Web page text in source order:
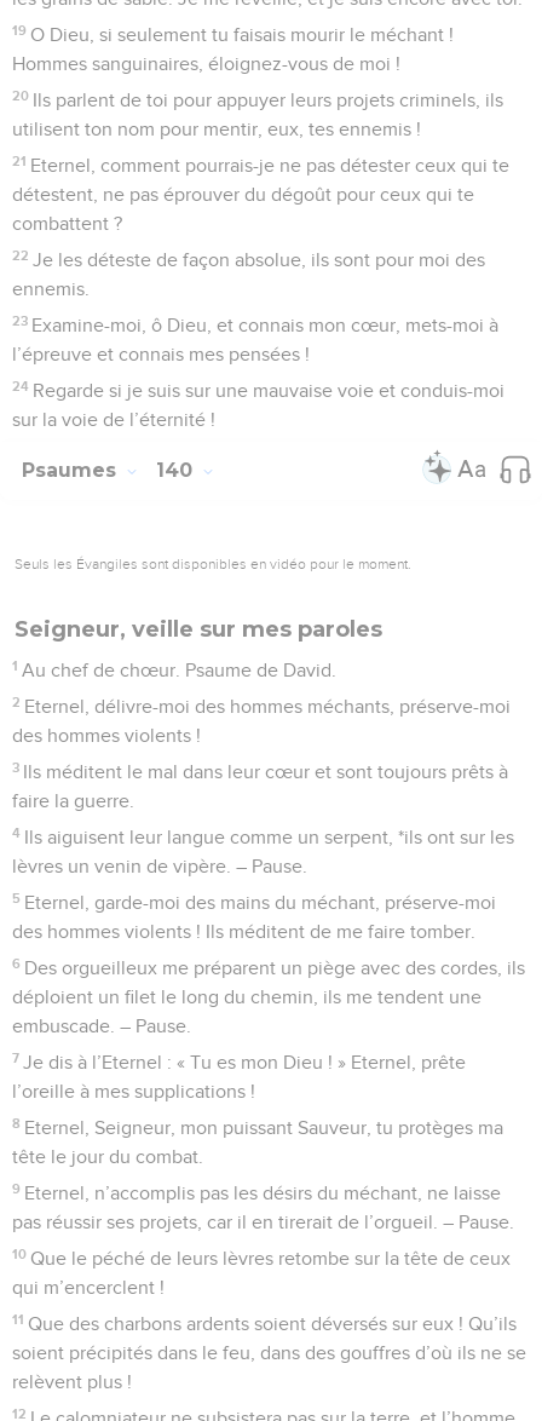
19 O Dieu, si seulement tu faisais mourir le méchant !
Hommes sanguinaires, éloignez-vous de moi !
20 Ils parlent de toi pour appuyer leurs projets criminels, ils
utilisent ton nom pour mentir, eux, tes ennemis !
21 Eternel, comment pourrais-je ne pas détester ceux qui te
détestent, ne pas éprouver du dégoût pour ceux qui te
combattent ?
22 Je les déteste de façon absolue, ils sont pour moi des
ennemis.
23 Examine-moi, ô Dieu, et connais mon cœur, mets-moi à
l’épreuve et connais mes pensées !
24 Regarde si je suis sur une mauvaise voie et conduis-moi
sur la voie de l’éternité !
Psaumes 140
Seuls les Évangiles sont disponibles en vidéo pour le moment.
Seigneur, veille sur mes paroles
1 Au chef de chœur. Psaume de David.
2 Eternel, délivre-moi des hommes méchants, préserve-moi
des hommes violents !
3 Ils méditent le mal dans leur cœur et sont toujours prêts à
faire la guerre.
4 Ils aiguisent leur langue comme un serpent, *ils ont sur les
lèvres un venin de vipère. – Pause.
5 Eternel, garde-moi des mains du méchant, préserve-moi
des hommes violents ! Ils méditent de me faire tomber.
6 Des orgueilleux me préparent un piège avec des cordes, ils
déploient un filet le long du chemin, ils me tendent une
embuscade. – Pause.
7 Je dis à l’Eternel : « Tu es mon Dieu ! » Eternel, prête
l’oreille à mes supplications !
8 Eternel, Seigneur, mon puissant Sauveur, tu protèges ma
tête le jour du combat.
9 Eternel, n’accomplis pas les désirs du méchant, ne laisse
pas réussir ses projets, car il en tirerait de l’orgueil. – Pause.
10 Que le péché de leurs lèvres retombe sur la tête de ceux
qui m’encerclent !
11 Que des charbons ardents soient déversés sur eux ! Qu’ils
soient précipités dans le feu, dans des gouffres d’où ils ne se
relèvent plus !
12